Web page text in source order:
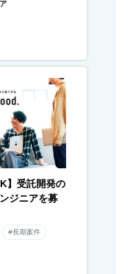
】受託開発の
ジニアを募
#長期案件